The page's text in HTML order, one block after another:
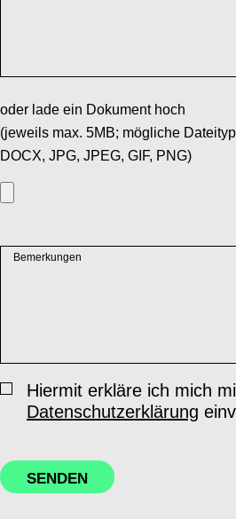
oder lade ein Dokument hoch
(jeweils max. 5MB; mögliche
DOCX, JPG, JPEG, GIF, PNG)
Bemerkungen
Hiermit erkläre ich mich
Datenschutzerklärung
SENDEN